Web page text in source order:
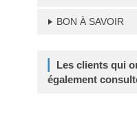
BON À SAVOIR
Les clients qui
également